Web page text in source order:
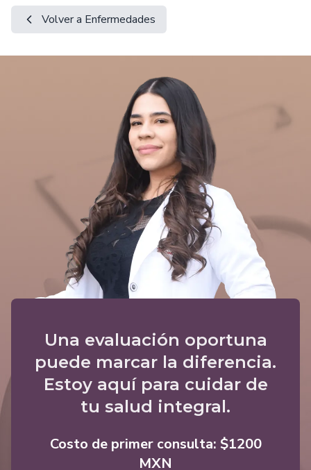
Volver a Enfermedades
Una evaluación oportuna
puede marcar la diferencia.
Estoy aquí para cuidar de
tu salud integral.
Costo de primer consulta: $1200
MXN